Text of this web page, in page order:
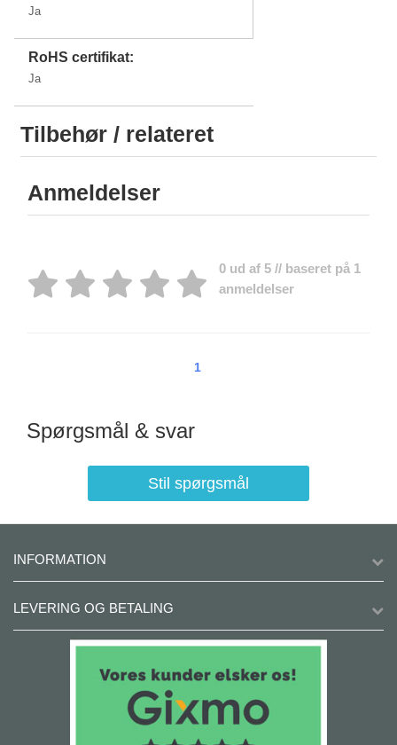
Ja
RoHS certifikat:
Ja
Tilbehør / relateret
Anmeldelser
0 ud af 5 // baseret på 1
anmeldelser
1
Spørgsmål & svar
Stil spørgsmål
INFORMATION
LEVERING OG BETALING